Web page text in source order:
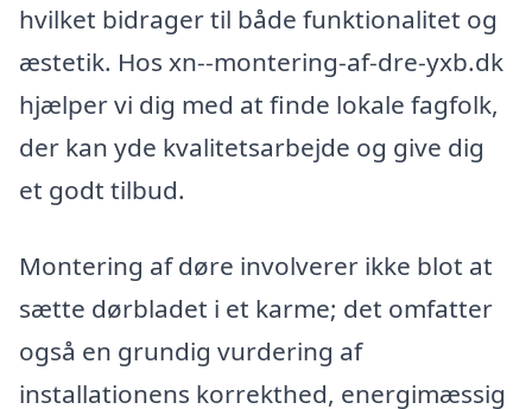
hvilket bidrager til både funktionalitet og
æstetik. Hos xn--montering-af-dre-yxb.dk
hjælper vi dig med at finde lokale fagfolk,
der kan yde kvalitetsarbejde og give dig
et godt tilbud.
Montering af døre involverer ikke blot at
sætte dørbladet i et karme; det omfatter
også en grundig vurdering af
installationens korrekthed, energimæssig